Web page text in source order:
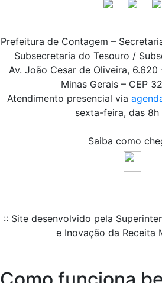
Prefeitura de Contagem –
Subsecretaria do Tesouro /
Av. João Cesar de Oliveira, 6.620
Minas Gerais – CEP
Atendimento presencial via
sexta-feira, das 8h
Saiba como
:: Site desenvolvido pela
e Inovação da Receita